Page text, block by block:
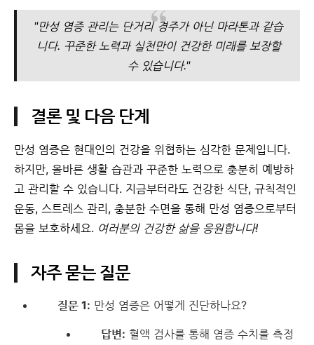
"만성 염증 관리는 단거리 경주가 아닌 마라톤과 같습
니다. 꾸준한 노력과 실천만이 건강한 미래를 보장할
수 있습니다."
결론 및 다음 단계
만성 염증은 현대인의 건강을 위협하는 심각한 문제입니다.
하지만, 올바른 생활 습관과 꾸준한 노력으로 충분히 예방하
고 관리할 수 있습니다. 지금부터라도 건강한 식단, 규칙적인
운동, 스트레스 관리, 충분한 수면을 통해 만성 염증으로부터
몸을 보호하세요. 여러분의 건강한 삶을 응원합니다!
자주 묻는 질문
질문 1: 만성 염증은 어떻게 진단하나요?
답변: 혈액 검사를 통해 염증 수치를 측정